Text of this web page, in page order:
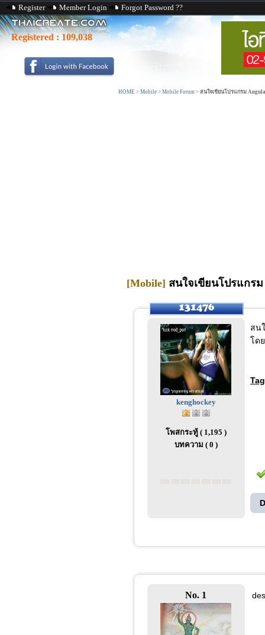
Register Member Login Forgot Password ??
Registered : 109,038
HOME > Mobile > Mobile Forum > สนใจเขียนโปรแกรม
[Mobile] สนใจเขียนโปรแกรม
kenghockey
โพสกระทู้ ( 1,195 )
บทความ ( 0 )
สน
โด
Tag
No. 1